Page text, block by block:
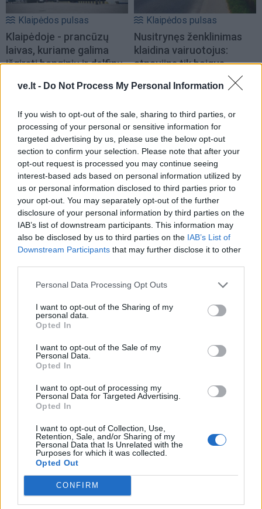
ve.lt - Do Not Process My Personal Information
If you wish to opt-out of the sale, sharing to third parties, or
processing of your personal or sensitive information for
targeted advertising by us, please use the below opt-out
section to confirm your selection. Please note that after your
opt-out request is processed you may continue seeing
interest-based ads based on personal information utilized by
us or personal information disclosed to third parties prior to
your opt-out. You may separately opt-out of the further
disclosure of your personal information by third parties on the
IAB’s list of downstream participants. This information may
also be disclosed by us to third parties on the IAB’s List of
Downstream Participants that may further disclose it to other
Personal Data Processing Opt Outs
I want to opt-out of the Sharing of my
personal data.
Opted In
I want to opt-out of the Sale of my
Personal Data.
Opted In
I want to opt-out of processing my
Personal Data for Targeted Advertising.
Opted In
I want to opt-out of Collection, Use,
Retention, Sale, and/or Sharing of my
Personal Data that Is Unrelated with the
Purposes for which it was collected.
Opted Out
CONFIRM
Klaipėdos pulsas
Klaipėdoje - prancūzų
laivas, kuriame galima
išgirsti banginių ir delfinų
Klaipėdos pulsas
Nusitrynęs ženklinimas
klaidina vairuotojus:
atnaujins tik baigus
prospekto rekonstrukciją
(5)
Lietuva
Čmilytė-Nielsen
neatmeta idėjos
kandidatuoti į
prezidentus (21)
Lietuva
Ugniagesiai dėl audros
nuverstų medžių į
iškvietimus vyko beveik
50 kartų
NAUJI